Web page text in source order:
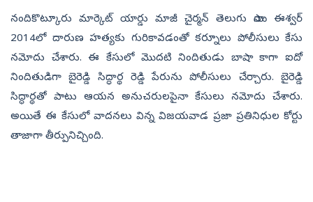
నందికొట్కూరు మార్కెట్ యార్డు మాజీ చైర్మన్ తెలుగు సాయి ఈశ్వర్
2014లో దారుణ హత్యకు గురికావడంతో కర్నూలు పోలీసులు కేసు
నమోదు చేశారు. ఈ కేసులో మొదటి నిందితుడు బాషా కాగా ఐదో
నిందితుడిగా బైరెడ్డి సిద్ధార్థ రెడ్డి పేరును పోలీసులు చేర్చారు. బైరెడ్డి
సిద్ధార్థతో పాటు ఆయన అనుచరులపైనా కేసులు నమోదు చేశారు.
అయితే ఈ కేసులో వాదనలు విన్న విజయవాడ ప్రజా ప్రతినిధుల కోర్టు
తాజాగా తీర్పునిచ్చింది.